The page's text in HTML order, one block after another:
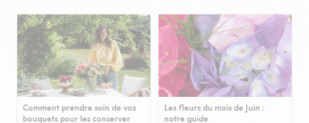
Comment prendre soin de vos
bouquets pour les conserver
Les fleurs du mois de Juin :
notre guide